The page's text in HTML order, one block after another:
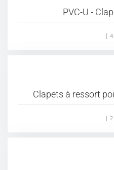
PVC-U -
[
Clapets à ressort
[